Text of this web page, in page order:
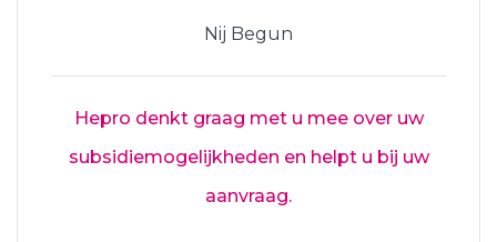
Nij Begun
Hepro denkt graag met u mee over uw
subsidiemogelijkheden en helpt u bij uw
aanvraag.